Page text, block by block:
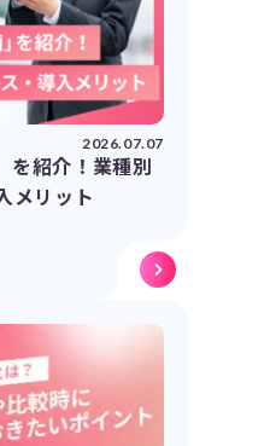
2026.07.07
を紹介！業種別
メリット